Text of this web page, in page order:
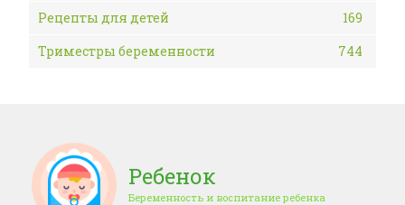
Рецепты для детей
169
Триместры беременности
744
Ребенок
Беременность и воспитание ребенка